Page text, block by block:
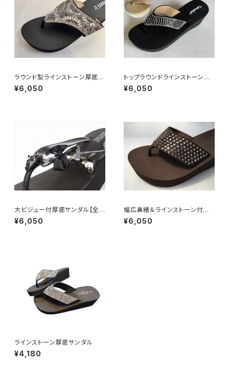
ラウンド型ラインストーン厚底サ
ンダル
¥6,050
トップラウンドラインストーン付
厚底サンダル（ベージュ・黒）
¥6,050
大ビジュー付厚底サンダル【全3
色】
¥6,050
幅広鼻緒＆ラインストーン付厚
底サンダル
¥6,050
ラインストーン厚底サンダル
¥4,180